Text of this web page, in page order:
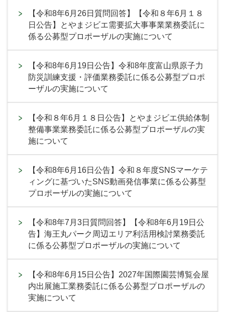
【令和8年6月26日質問回答】【令和８年6月１８
日公告】とやまジビエ需要拡大事事業業務委託に
係る公募型プロポーザルの実施について
【令和8年6月19日公告】令和8年度富山県原子力
防災訓練支援・評価業務委託に係る公募型プロポ
ーザルの実施について
【令和８年6月１８日公告】とやまジビエ供給体制
整備事業業務委託に係る公募型プロポーザルの実
施について
【令和8年6月16日公告】令和８年度SNSマーケテ
ィングに基づいたSNS動画発信事業に係る公募型
プロポーザルの実施について
【令和8年7月3日質問回答】【令和8年6月19日公
告】海王丸パーク周辺エリア利活用検討業務委託
に係る公募型プロポーザルの実施について
【令和8年6月15日公告】2027年国際園芸博覧会屋
内出展施工業務委託に係る公募型プロポーザルの
実施について